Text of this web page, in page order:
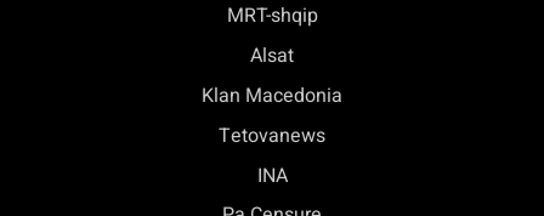
MRT-shqip
Alsat
Klan Macedonia
Tetovanews
INA